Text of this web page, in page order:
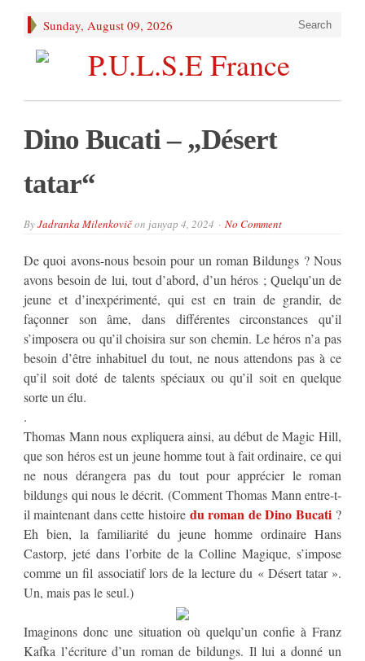
Sunday, August 09, 2026 Search
Dino Bucati – „Désert
tatar“
ByJadranka Milenkovičon јануар 4, 2024 No Comment
De quoi avons-nous besoin pour un roman Bildungs ? Nous
avons besoin de lui, tout d’abord, d’un héros ; Quelqu’un de
jeune et d’inexpérimenté, qui est en train de grandir, de
façonner son âme, dans différentes circonstances qu’il
s’imposera ou qu’il choisira sur son chemin. Le héros n’a pas
besoin d’être inhabituel du tout, ne nous attendons pas à ce
qu’il soit doté de talents spéciaux ou qu’il soit en quelque
sorte un élu.
.
Thomas Mann nous expliquera ainsi, au début de Magic Hill,
que son héros est un jeune homme tout à fait ordinaire, ce qui
ne nous dérangera pas du tout pour apprécier le roman
bildungs qui nous le décrit. (Comment Thomas Mann entre-t-
il maintenant dans cette histoire du roman de Dino Bucati?
Eh bien, la familiarité du jeune homme ordinaire Hans
Castorp, jeté dans l’orbite de la Colline Magique, s’impose
comme un fil associatif lors de la lecture du « Désert tatar ».
Un, mais pas le seul.)
Imaginons donc une situation où quelqu’un confie à Franz
Kafka l’écriture d’un roman de bildungs. Il lui a donné un